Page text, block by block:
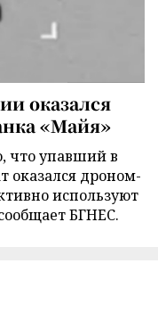
оказался
«Майя»
что упавший в
оказался дроном-
используют
БГНЕС.